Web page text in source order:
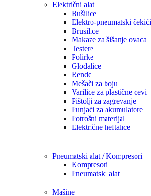
Električni alat
Bušilice
Elektro-pneumatski čekići
Brusilice
Makaze za šišanje ovaca
Testere
Polirke
Glodalice
Rende
Mešači za boju
Varilice za plastične cevi
Pištolji za zagrevanje
Punjači za akumulatore
Potrošni materijal
Električne heftalice
Pneumatski alat / Kompresori
Kompresori
Pneumatski alat
Mašine